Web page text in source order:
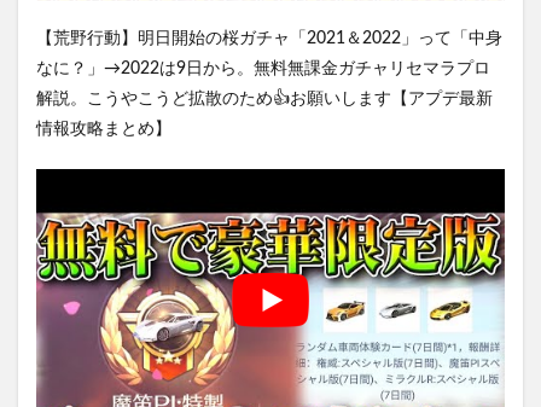
【荒野行動】明日開始の桜ガチャ「2021＆2022」って「中身
なに？」→2022は9日から。無料無課金ガチャリセマラプロ
解説。こうやこうど拡散のため👍お願いします【アプデ最新
情報攻略まとめ】